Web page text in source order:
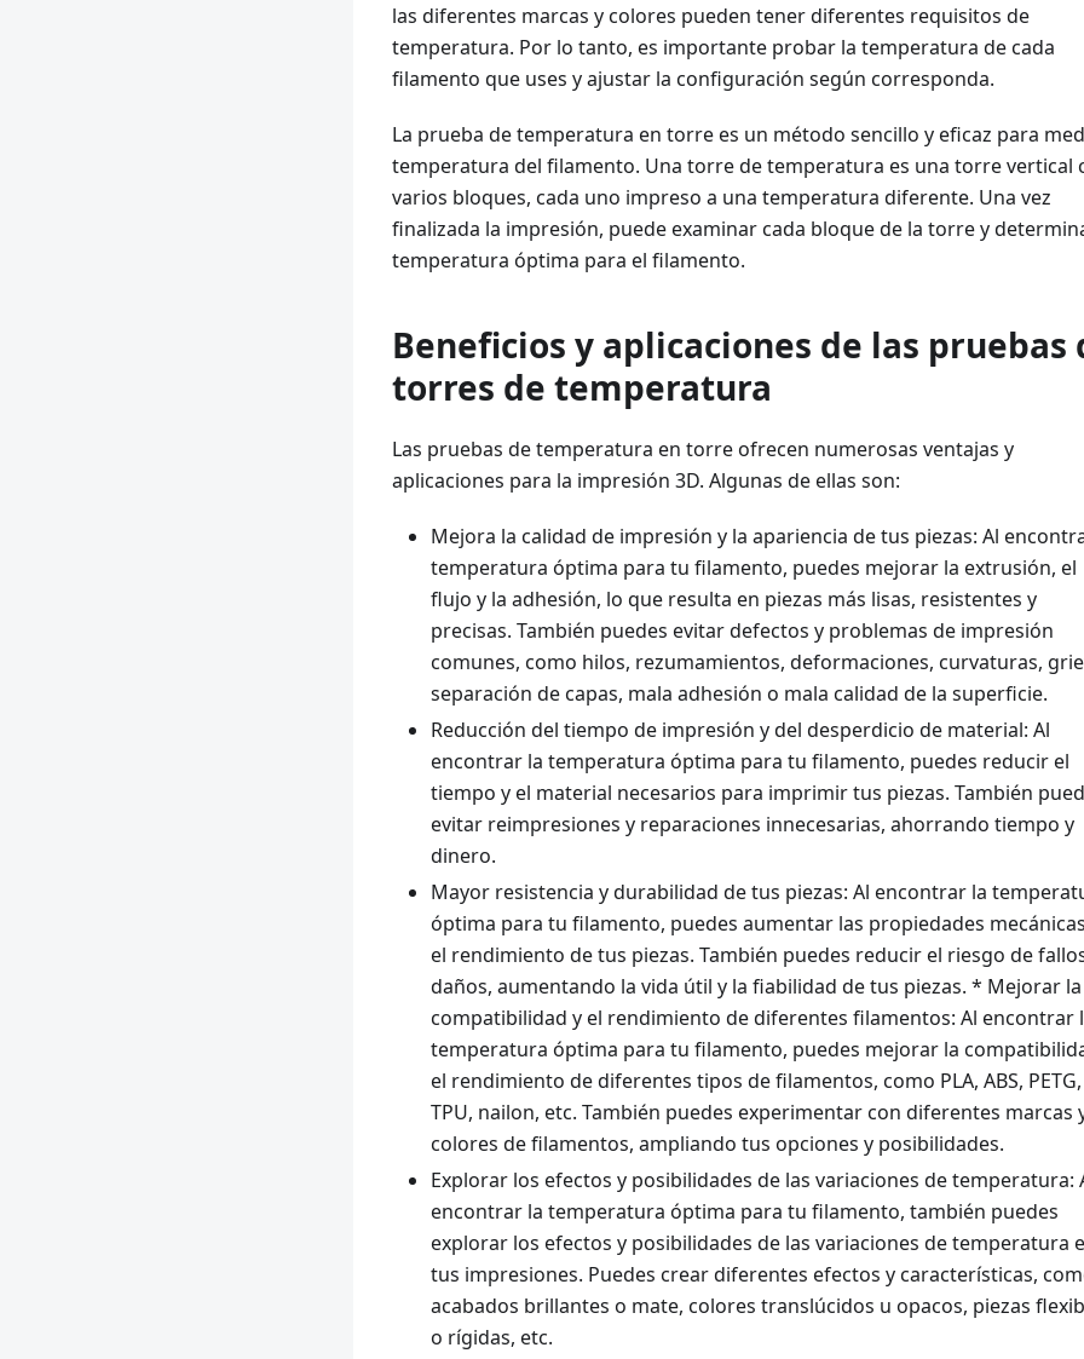
las diferentes marcas y colores pueden tener diferentes requisitos de
temperatura. Por lo tanto, es importante probar la temperatura de cada
filamento que uses y ajustar la configuración según corresponda.
La prueba de temperatura en torre es un método sencillo y eficaz para
temperatura del filamento. Una torre de temperatura es una torre vertical
varios bloques, cada uno impreso a una temperatura diferente. Una vez
finalizada la impresión, puede examinar cada bloque de la torre y
temperatura óptima para el filamento.
Beneficios y aplicaciones de las pruebas
torres de temperatura
Las pruebas de temperatura en torre ofrecen numerosas ventajas y
aplicaciones para la impresión 3D. Algunas de ellas son:
Mejora la calidad de impresión y la apariencia de tus piezas: Al
temperatura óptima para tu filamento, puedes mejorar la extrusión, el
flujo y la adhesión, lo que resulta en piezas más lisas, resistentes y
precisas. También puedes evitar defectos y problemas de impresión
comunes, como hilos, rezumamientos, deformaciones, curvaturas,
separación de capas, mala adhesión o mala calidad de la superficie.
Reducción del tiempo de impresión y del desperdicio de material: Al
encontrar la temperatura óptima para tu filamento, puedes reducir el
tiempo y el material necesarios para imprimir tus piezas. También
evitar reimpresiones y reparaciones innecesarias, ahorrando tiempo y
dinero.
Mayor resistencia y durabilidad de tus piezas: Al encontrar la
óptima para tu filamento, puedes aumentar las propiedades
el rendimiento de tus piezas. También puedes reducir el riesgo de
daños, aumentando la vida útil y la fiabilidad de tus piezas. * Mejorar la
compatibilidad y el rendimiento de diferentes filamentos: Al encontrar
temperatura óptima para tu filamento, puedes mejorar la
el rendimiento de diferentes tipos de filamentos, como PLA, ABS, PETG,
TPU, nailon, etc. También puedes experimentar con diferentes marcas
colores de filamentos, ampliando tus opciones y posibilidades.
Explorar los efectos y posibilidades de las variaciones de temperatura:
encontrar la temperatura óptima para tu filamento, también puedes
explorar los efectos y posibilidades de las variaciones de temperatura
tus impresiones. Puedes crear diferentes efectos y características,
acabados brillantes o mate, colores translúcidos u opacos, piezas
o rígidas, etc.